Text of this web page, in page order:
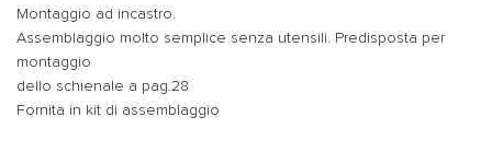
Montaggio ad incastro.
Assemblaggio molto semplice senza utensili. Predisposta per
montaggio
dello schienale a pag.28
Fornita in kit di assemblaggio